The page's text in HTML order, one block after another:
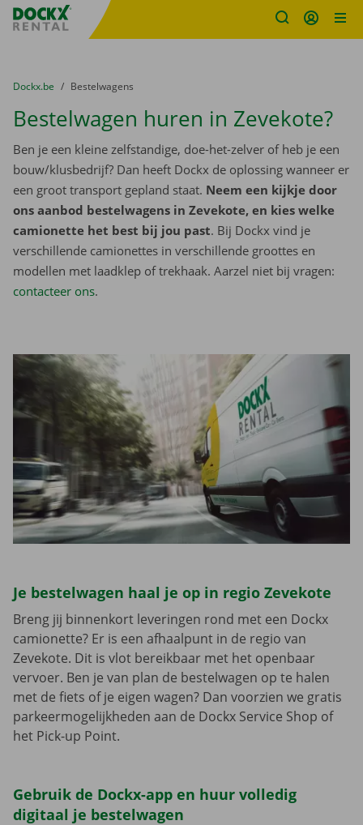
Fratello DEMO
U bevindt zich hier:
van
Dockx.be naar
Bestelwagens
Bestelwagen huren in Zevekote?
Ben je een kleine zelfstandige, doe-het-zelver of heb je een
bouw/klusbedrijf? Dan heeft Dockx de oplossing wanneer er
een groot transport gepland staat. Neem een kijkje door
ons aanbod bestelwagens in Zevekote, en kies welke
camionette het best bij jou past. Bij Dockx vind je
verschillende camionettes in verschillende groottes en
modellen met laadklep of trekhaak. Aarzel niet bij vragen:
contacteer ons.
Je bestelwagen haal je op in regio Zevekote
Breng jij binnenkort leveringen rond met een Dockx
camionette? Er is een afhaalpunt in de regio van
Zevekote. Dit is vlot bereikbaar met het openbaar
vervoer. Ben je van plan de bestelwagen op te halen
met de fiets of je eigen wagen? Dan voorzien we gratis
parkeermogelijkheden aan de Dockx Service Shop of
het Pick-up Point.
Gebruik de Dockx-app en huur volledig
digitaal je bestelwagen